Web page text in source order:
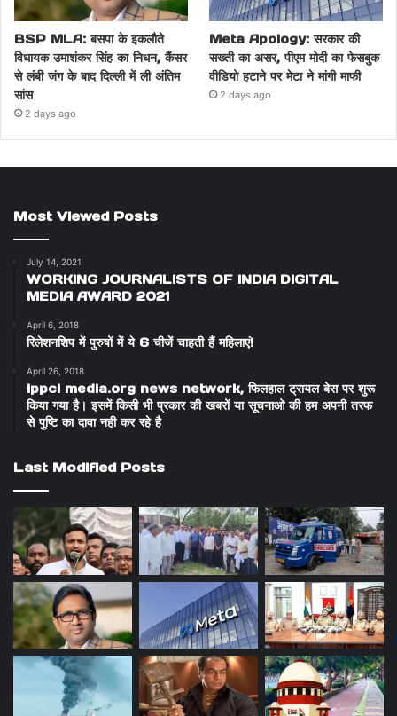
BSP MLA: बसपा के इकलौते
विधायक उमाशंकर सिंह का निधन, कैंसर
से लंबी जंग के बाद दिल्ली में ली अंतिम
सांस
2 days ago
Meta Apology: सरकार की
सख्ती का असर, पीएम मोदी का फेसबुक
वीडियो हटाने पर मेटा ने मांगी माफी
2 days ago
Most Viewed Posts
July 14, 2021
WORKING JOURNALISTS OF INDIA DIGITAL
MEDIA AWARD 2021
April 6, 2018
रिलेशनशिप में पुरुषों में ये 6 चीजें चाहती हैं महिलाएं!
April 26, 2018
ippci media.org news network, फिलहाल ट्रायल बेस पर शुरू
किया गया है। इसमें किसी भी प्रकार की खबरों या सूचनाओ की हम अपनी तरफ
से पुष्टि का दावा नही कर रहे है
Last Modified Posts